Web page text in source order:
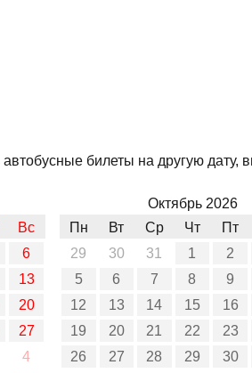
билеты на другую дату,
Вс
6
13
20
27
4
Октябрь 2026
Пн
Вт Ср Чт
Пт
29
30 31 1
2
5
6 7 8
9
12
13 14 15
16
19
20 21 22
23
26
27 28 29
30